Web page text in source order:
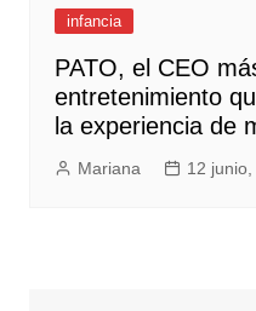
infancia
PATO, el CEO
entretenimiento
la experiencia de
Mariana 12